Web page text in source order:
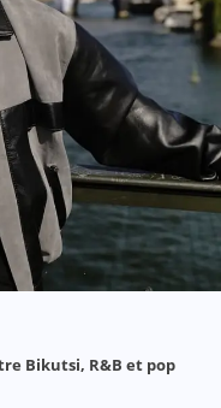
Bikutsi, R&B et pop